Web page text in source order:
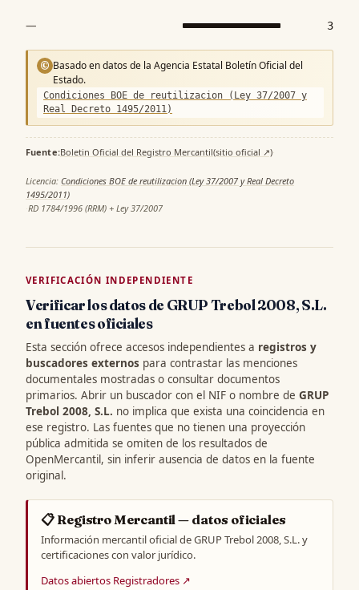
— 3
© Basado en datos de la Agencia Estatal Boletín Oficial del
Estado.
Condiciones BOE de reutilizacion (Ley 37/2007 y
Real Decreto 1495/2011)
Fuente:Boletin Oficial del Registro Mercantil(sitio oficial ↗)·
Licencia: Condiciones BOE de reutilizacion (Ley 37/2007 y Real Decreto
1495/2011)
·RD 1784/1996 (RRM) + Ley 37/2007
VERIFICACIÓN INDEPENDIENTE
Verificar los datos de GRUP Trebol 2008, S.L.
en fuentes oficiales
Esta sección ofrece accesos independientes a registros y
buscadores externos para contrastar las menciones
documentales mostradas o consultar documentos
primarios. Abrir un buscador con el NIF o nombre de GRUP
Trebol 2008, S.L. no implica que exista una coincidencia en
ese registro. Las fuentes que no tienen una proyección
pública admitida se omiten de los resultados de
OpenMercantil, sin inferir ausencia de datos en la fuente
original.
📋 Registro Mercantil — datos oficiales
Información mercantil oficial de GRUP Trebol 2008, S.L. y
certificaciones con valor jurídico.
Datos abiertos Registradores ↗